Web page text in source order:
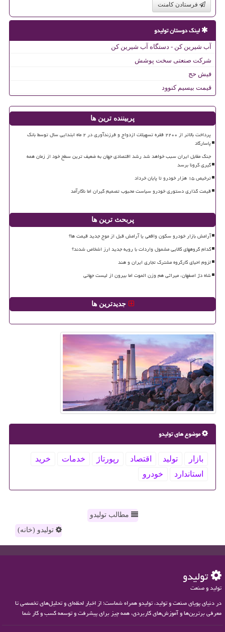
فرستادن کامنت
لینک دوستان تولیدو
آب شیرین کن - دستگاه آب شیرین کن
شرکت صنعتی سخت پوشش
فیش حج
قیمت بیسیم کنوود
پربیننده ترین ها
پرداخت بالاتر از ۲۲۰۰ فقره تسهیلات ازدواج و فرزندآوری در ۲ ماه ابتدایی سال توسط بانک
پاسارگاد
جنگ مقابل ایران سبب خواهد شد رشد اقتصادی جهان به ضعیف ترین سطح خود از زمان همه
گیری کرونا برسد
ترخیص ۱۵ هزار خودرو تا پایان خرداد
قیمت گذاری دستوری خودرو سیاست محبوب تصمیم گیران اما ناکارآمد
پربحث ترین ها
آرامش بازار خودرو سکون واقعی یا آرامش قبل از موج جدید قیمت ها؟
کدام گروههای کالایی مشمول واردات با رویه جدید ارز اشخاص شدند؟
لزوم احیای کارگروه مشترک تجاری ایران و هند
شاه دژ اصفهان، میراثی هم وزن الموت اما بیرون از لیست جهانی
جدیدترین ها
موضوع های تولیدو
بازار تولید اقتصاد رپورتاژ خدمات
خرید
استاندارد
خودرو
مطالب تولیدو
تولیدو (خانه)
تولیدو
تولید و صنعت
در دنیای پویای صنعت و تولید، تولیدو همراه شماست؛ از اخبار لحظه‌ای و تحلیل‌های تخصصی تا
معرفی برترین‌ها و آموزش‌های کاربردی، همه چیز برای پیشرفت و توسعه کسب و کار شما